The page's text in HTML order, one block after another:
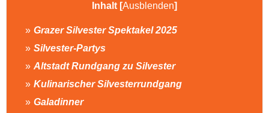
Inhalt [Ausblenden]
Grazer Silvester Spektakel 2025
Silvester-Partys
Altstadt Rundgang zu Silvester
Kulinarischer Silvesterrundgang
Galadinner